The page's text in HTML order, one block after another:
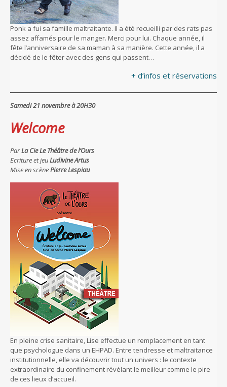
Ponk a fui sa famille maltraitante. Il a été recueilli par des rats pas
assez affamés pour le manger. Merci pour lui. Chaque année, il
fête l’anniversaire de sa maman à sa manière. Cette année, il a
décidé de le fêter avec des gens qui passent…
+ d’infos et réservations
Samedi 21 novembre à 20H30
Welcome
ParLa CieLe Théâtre de l’Ours
Ecriture et jeuLudivine Artus
Mise en scènePierre Lespiau
En pleine crise sanitaire, Lise effectue un remplacement en tant
que psychologue dans un EHPAD. Entre tendresse et maltraitance
institutionnelle, elle va découvrir tout un univers : le contexte
extraordinaire du confinement révélant le meilleur comme le pire
de ces lieux d’accueil.